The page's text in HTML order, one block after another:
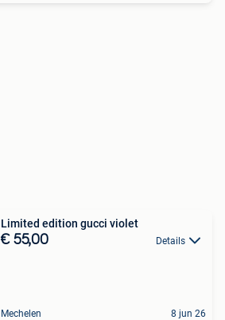
Limited edition gucci violet
€ 55,00 Details
Mechelen 8 jun 26